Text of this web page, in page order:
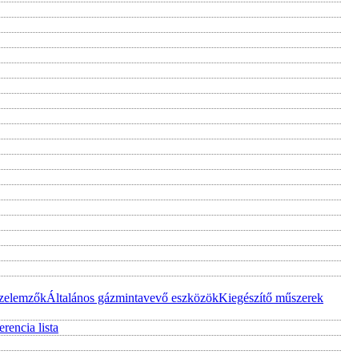
Általános gázmintavevő eszközökKiegészítő műszerek
lista